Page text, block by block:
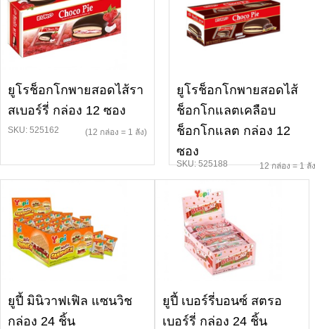
ยูโรช็อกโกพายสอดไส้รา
สเบอร์รี่ กล่อง 12 ซอง
SKU: 525162 (12 กล่อง = 1 ลัง)
ยูโรช็อกโกพายสอดไส้
ช็อกโกแลตเคลือบ
ช็อกโกแลต กล่อง 12
ซอง
SKU: 525188 12 กล่อง = 1 ลัง
ยูปี้ มินิวาฟเฟิล แซนวิช
กล่อง 24 ชิ้น
ยูปี้ เบอร์รี่บอนซ์ สตรอ
เบอร์รี่ กล่อง 24 ชิ้น